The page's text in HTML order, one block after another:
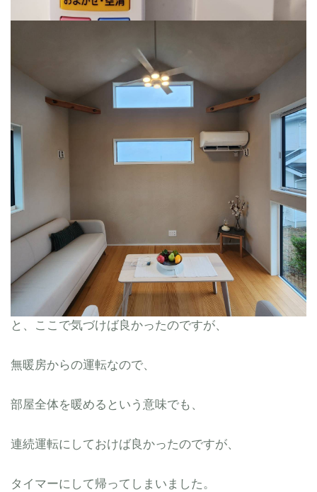
と、ここで気づけば良かったのですが、
無暖房からの運転なので、
部屋全体を暖めるという意味でも、
連続運転にしておけば良かったのですが、
タイマーにして帰ってしまいました。